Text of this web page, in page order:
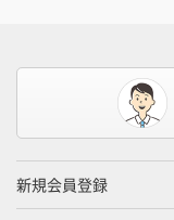
新規会員登録